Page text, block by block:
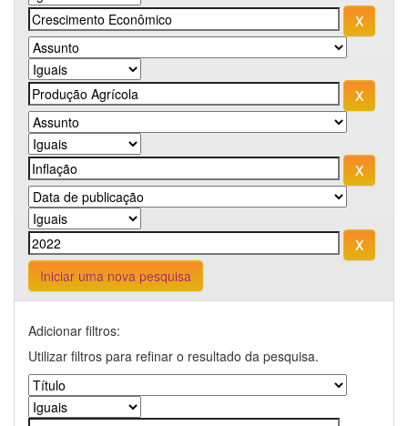
Iniciar uma nova pesquisa
Adicionar filtros:
Utilizar filtros para refinar o resultado da pesquisa.